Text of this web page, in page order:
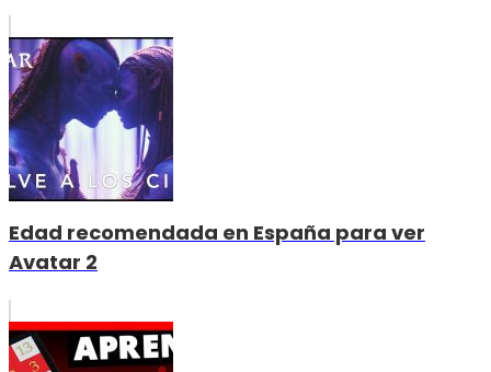
Edad recomendada en España para ver
Avatar 2